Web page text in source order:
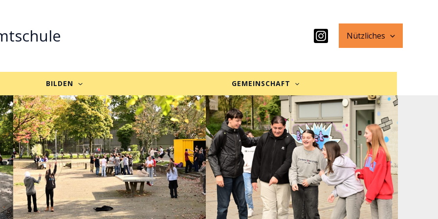
Nützliches
BILDEN GEMEINSCHAFT